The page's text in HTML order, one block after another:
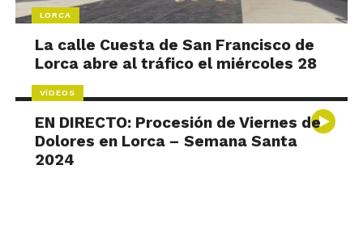
LORCA
La calle Cuesta de San Francisco de
Lorca abre al tráfico el miércoles 28
VÍDEOS
EN DIRECTO: Procesión de Viernes de
Dolores en Lorca – Semana Santa
2024